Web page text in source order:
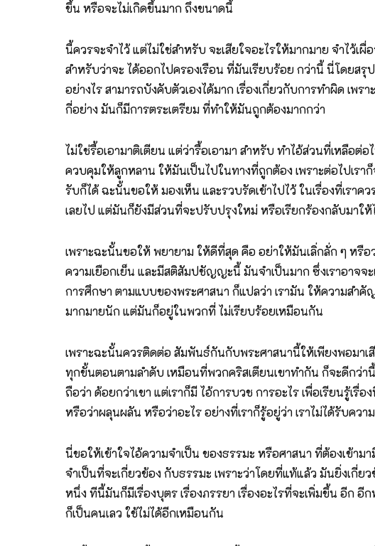
ขึ้น หรือจะไม่เกิดขึ้นมาก ถึงขนาดนี้
นี้ควรจะจำไว้ แต่ไม่ใช่สำหรับ จะเสียใจอะไรให้มากมาย จำไว้เ
สำหรับว่าจะ ได้ออกไปครองเรือน ที่มันเรียบร้อย กว่านี้ นี่โดย
อย่างไร สามารถบังคับตัวเองได้มาก เรื่องเกี่ยวกับการทำผิด เพ
กี่อย่าง มันก็มีการตระเตรียม ที่ทำให้มันถูกต้องมากกว่า
ไม่ใช่รื้อเอามาติเตียน แต่ว่ารื้อเอามา สำหรับ ทำไอ้ส่วนที่เหลื
ควบคุมให้ลูกหลาน ให้มันเป็นไปในทางที่ถูกต้อง เพราะต่อไปเร
รับก็ได้ ฉะนั้นขอให้ มองเห็น และรวบรัดเข้าไปไว้ ในเรื่องที่เร
เลยไป แต่มันก็ยังมีส่วนที่จะปรับปรุงใหม่ หรือเรียกร้องกลับมาใ
เพราะฉะนั้นขอให้ พยายาม ให้ดีที่สุด คือ อย่าให้มันเลิ่กลั่ก ๆ หรื
ความเยือกเย็น และมีสติสัมปชัญญะนี้ มันจำเป็นมาก ซึ่งเราอาจจ
การศึกษา ตามแบบของพระศาสนา ก็แปลว่า เรามัน ให้ความส
มากมายนัก แต่มันก็อยู่ในพวกที่ ไม่เรียบร้อยเหมือนกัน
เพราะฉะนั้นควรติดต่อ สัมพันธ์กันกับพระศาสนานี้ให้เพียงพอมาเ
ทุกขั้นตอนตามลำดับ เหมือนที่พวกคริสเตียนเขาทำกัน ก็จะดีกว่า
ถือว่า ด้อยกว่าเขา แต่เราก็มี ไอ้การบวช การอะไร เพื่อเรียนรู้เ
หรือว่าผลุนผลัน หรือว่าอะไร อย่างที่เราก็รู้อยู่ว่า เราไม่ได้รับคว
นี่ขอให้เข้าใจไอ้ความจำเป็น ของธรรมะ หรือศาสนา ที่ต้องเข้า
จำเป็นที่จะเกี่ยวข้อง กับธรรมะ เพราะว่าโดยที่แท้แล้ว มันยิ่งเ
หนึ่ง ทีนี้มันก็มีเรื่องบุตร เรื่องภรรยา เรื่องอะไรที่จะเพิ่มขึ้น อีก อี
ก็เป็นคนเลว ใช้ไม่ได้อีกเหมือนกัน